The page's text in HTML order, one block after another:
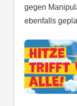
gegen
ebenfalls